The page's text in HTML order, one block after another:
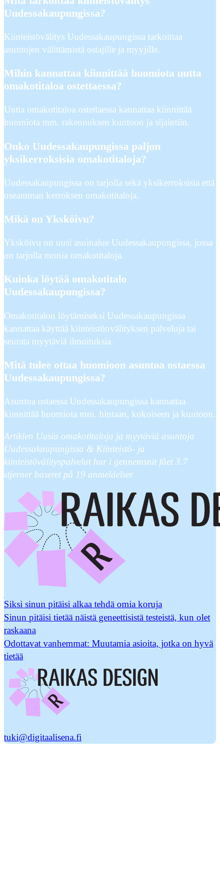
Uudessakaupungissa?
Kiinteistövälitys Uudessakaupungissa tarkoittaa
asuntojen välittämistä ostajille ja myyjille.
Mihin kannattaa kiinnittää huomiota uutta
omakotitaloa ostettaessa?
Uutta omakotitaloa ostettaessa kannattaa kiinnittää
huomiota mm. rakennuksen kuntoon ja sijaintiin.
Onko Uudessakaupungissa paljon
yksikerroksisia omakotitaloja?
Uudessakaupungissa on tarjolla sekä yksikerroksisia että
useamman kerroksen omakotitaloja.
Mikä on Yksköivu?
Yksköivu on uusi asuinalue Uudessakaupungissa, jossa
on tarjolla monia omakotitaloja.
Kuinka löytää omakotitalo
Uudessakaupungissa?
Omakotitalon löytämiseksi Uudessakaupungissa
kannattaa käyttää kiinteistönvälityksen palveluja tai
seurata myytäviä ilmoituksia.
Mitä tulee ottaa huomioon asuntoa ostaessa
Uudessakaupungissa?
Asuntoa ostaessa Uudessakaupungissa kannattaa
kiinnittää huomiota mm. hintaan, kokoiseen ja kuntoon.
Artiklen Uusia omakotitaloja ja myytäviä asuntoja
Uudessakaupungissa & Kiinteistö- ja
kiinteistövälityspalvelut har i gennemsnit fået3.7
stjerner baseret på 19 anmeldelser
Siksi sinun pitäisi alkaa tehdä omia koruja
Sinun pitäisi tietää näistä geneettisistä testeistä, kun olet
raskaana
Odottavat vanhemmat: Muutamia asioita, jotka on hyvä
tietää
tuki@digitaalisena.fi